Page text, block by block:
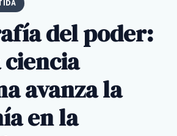
del poder:
avanza la
en la